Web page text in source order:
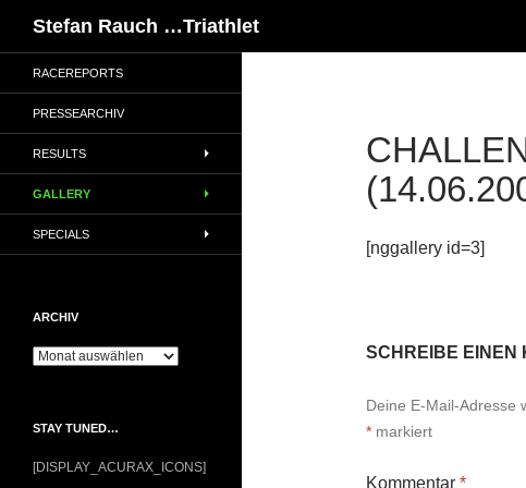
Stefan Rauch …Triathlet
[nggallery id=3]
SCHREIBE EINEN
Deine E-Mail-Adresse
* markiert
Kommentar *
RACEREPORTS
PRESSEARCHIV
RESULTS
GALLERY
SPECIALS
ARCHIV
Archiv
STAY TUNED…
[DISPLAY_ACURAX_ICONS]